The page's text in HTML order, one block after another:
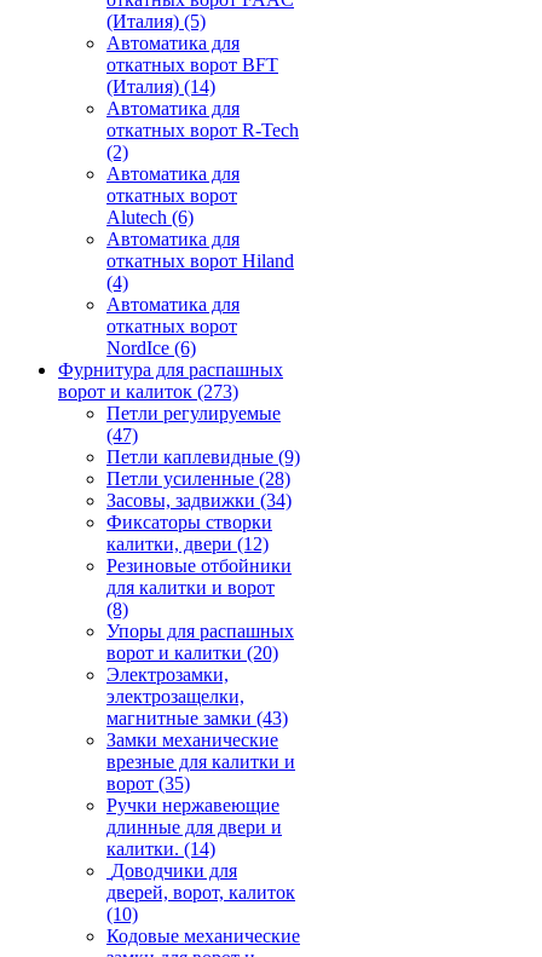
(Италия) (5)
Автоматика для
откатных ворот BFT
(Италия) (14)
Автоматика для
откатных ворот R-Tech
(2)
Автоматика для
откатных ворот
Alutech (6)
Автоматика для
откатных ворот Hiland
(4)
Автоматика для
откатных ворот
NordIce (6)
Фурнитура для распашных
ворот и калиток (273)
Петли регулируемые
(47)
Петли каплевидные (9)
Петли усиленные (28)
Засовы, задвижки (34)
Фиксаторы створки
калитки, двери (12)
Резиновые отбойники
для калитки и ворот
(8)
Упоры для распашных
ворот и калитки (20)
Электрозамки,
электрозащелки,
магнитные замки (43)
Замки механические
врезные для калитки и
ворот (35)
Ручки нержавеющие
длинные для двери и
калитки. (14)
Доводчики для
дверей, ворот, калиток
(10)
Кодовые механические